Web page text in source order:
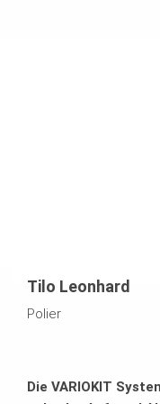
Tilo Leonhard
Polier
Die VARIOKIT